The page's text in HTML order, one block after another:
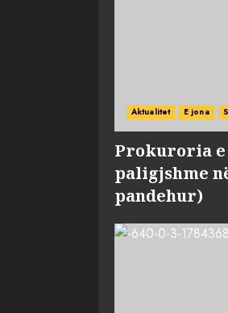
Aktualitet E jona
Prokuroria e
paligjshme
pandehur)